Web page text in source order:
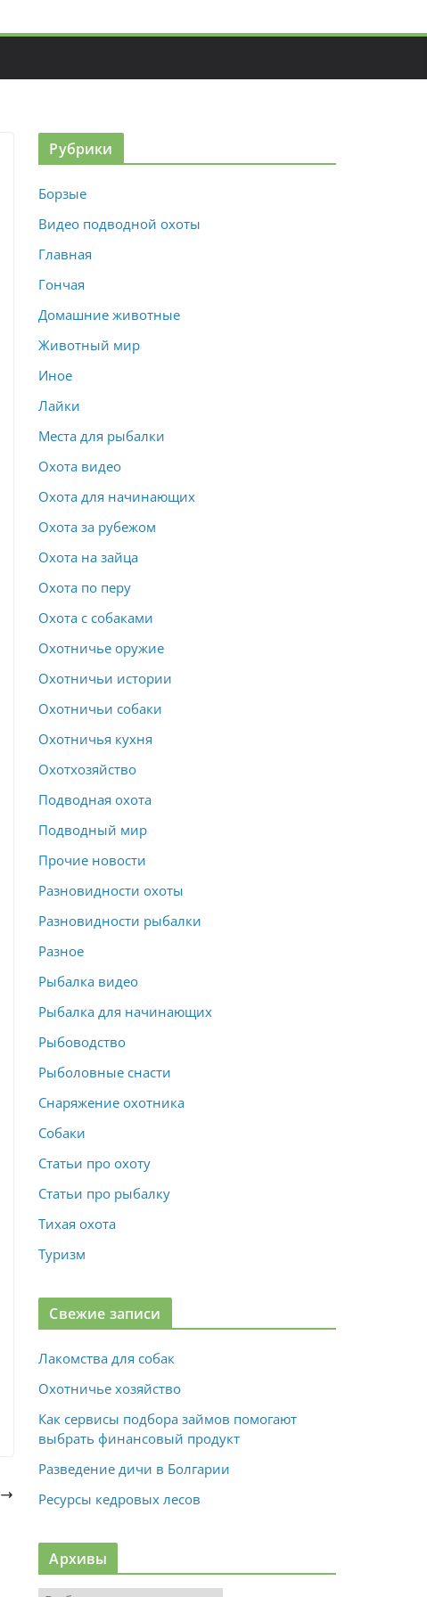
Рубрики
Борзые
Видео подводной охоты
Главная
Гончая
Домашние животные
Животный мир
Иное
Лайки
Места для рыбалки
Охота видео
Охота для начинающих
Охота за рубежом
Охота на зайца
Охота по перу
Охота с собаками
Охотничье оружие
Охотничьи истории
Охотничьи собаки
Охотничья кухня
Охотхозяйство
Подводная охота
Подводный мир
Прочие новости
Разновидности охоты
Разновидности рыбалки
Разное
Рыбалка видео
Рыбалка для начинающих
Рыбоводство
Рыболовные снасти
Снаряжение охотника
Собаки
Статьи про охоту
Статьи про рыбалку
Тихая охота
Туризм
Свежие записи
Лакомства для собак
Охотничье хозяйство
Как сервисы подбора займов помогают
выбрать финансовый продукт
Разведение дичи в Болгарии
Ресурсы кедровых лесов
Архивы